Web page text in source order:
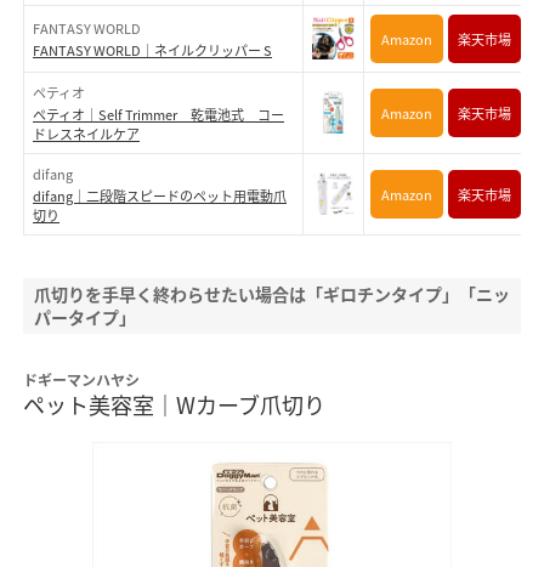
FANTASY WORLD
FANTASY WORLD｜ネイルクリッパー S
Amazon 楽天市場
ペティオ
ペティオ｜Self Trimmer 乾電池式 コー
ドレスネイルケア
Amazon 楽天市場
difang
difang｜二段階スピードのペット用電動爪
切り
Amazon 楽天市場
爪切りを手早く終わらせたい場合は「ギロチンタイプ」「ニッ
パータイプ」
ドギーマンハヤシ
ペット美容室｜Wカーブ爪切り